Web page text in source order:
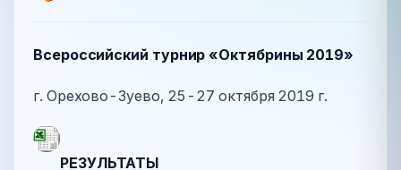
Всероссийский турнир «Октябрины 2019»
г. Орехово-Зуево, 25-27 октября 2019 г.
РЕЗУЛЬТАТЫ